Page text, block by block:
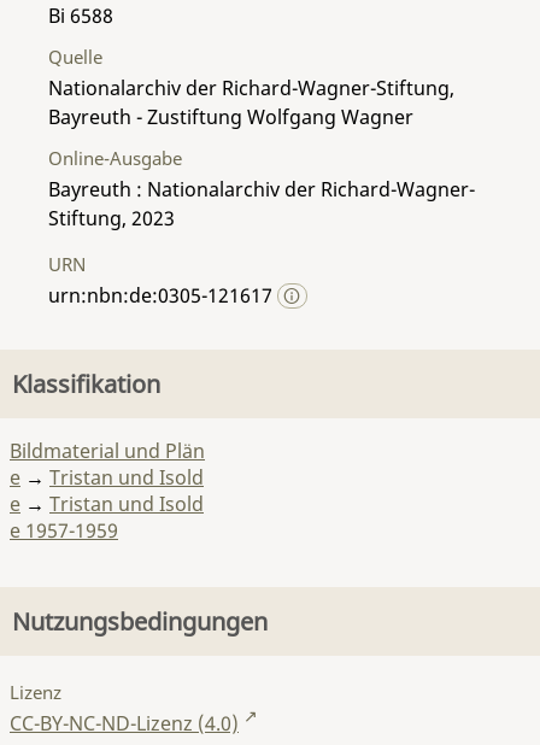
Bi 6588
Quelle
Nationalarchiv der Richard-Wagner-Stiftung,
Bayreuth - Zustiftung Wolfgang Wagner
Online-Ausgabe
Bayreuth : Nationalarchiv der Richard-Wagner-
Stiftung, 2023
URN
urn:nbn:de:0305-121617
Klassifikation
Bildmaterial und Plän
e → Tristan und Isold
e → Tristan und Isold
e 1957-1959
Nutzungsbedingungen
Lizenz
CC-BY-NC-ND-Lizenz (4.0)